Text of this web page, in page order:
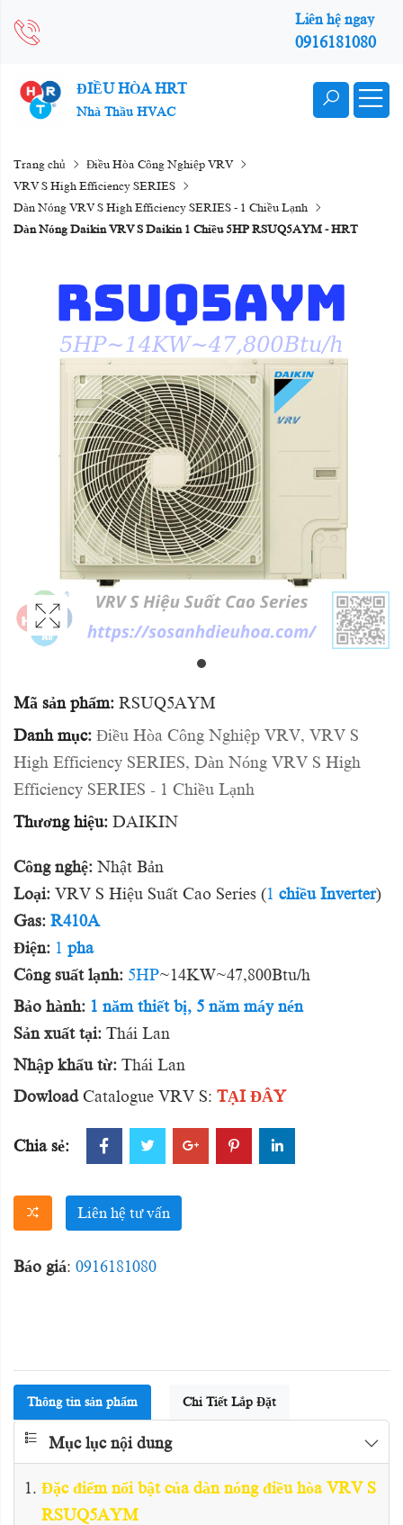
Liên hệ ngay
0916181080
ĐIỀU HÒA HRT
Nhà Thầu HVAC
Trang chủ
Điều Hòa Công Nghiệp VRV
VRV S High Efficiency SERIES
Dàn Nóng VRV S High Efficiency SERIES - 1 Chiều Lạnh
Dàn Nóng Daikin VRV S Daikin 1 Chiều 5HP RSUQ5AYM - HRT
Mã sản phẩm: RSUQ5AYM
Danh mục: Điều Hòa Công Nghiệp VRV, VRV S
High Efficiency SERIES, Dàn Nóng VRV S High
Efficiency SERIES - 1 Chiều Lạnh
Thương hiệu: DAIKIN
Công nghệ: Nhật Bản
Loại: VRV S Hiệu Suất Cao Series (1 chiều Inverter)
Gas: R410A
Điện: 1 pha
Công suất lạnh: 5HP~14KW~47,800Btu/h
Bảo hành: 1 năm thiết bị, 5 năm máy nén
Sản xuất tại: Thái Lan
Nhập khẩu từ: Thái Lan
Dowload Catalogue VRV S: TẠI ĐÂY
Chia sẻ:
Liên hệ tư vấn
Báo giá: 0916181080
Thông tin sản phẩm Chi Tiết Lắp Đặt
Mục lục nội dung
Đặc điểm nổi bật của dàn nóng điều hòa VRV S
RSUQ5AYM